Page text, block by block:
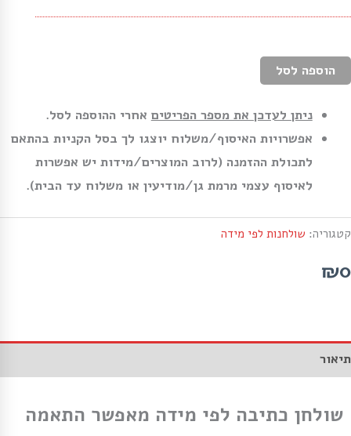
הוספה לסל
ניתן לעדכן את מספר הפריטים אחרי ההוספה לסל.
אפשרויות האיסוף/משלוח יוצגו לך בסל הקניות בהתאם
לתכולת ההזמנה (לרוב המוצרים/מידות יש אפשרות
לאיסוף עצמי מרמת גן/מודיעין או משלוח עד הבית).
קטגוריה: שולחנות לפי מידה
₪0
תיאור
שולחן כתיבה לפי מידה מאפשר התאמה